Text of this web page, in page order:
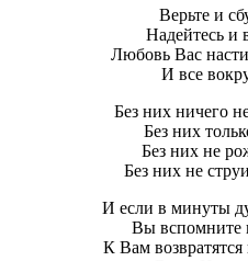
Верьте и
Надейтесь и
Любовь Вас
И все
Без них ничего
Без них
Без них не
Без них не
И если в минуты
Вы вспомните
К Вам